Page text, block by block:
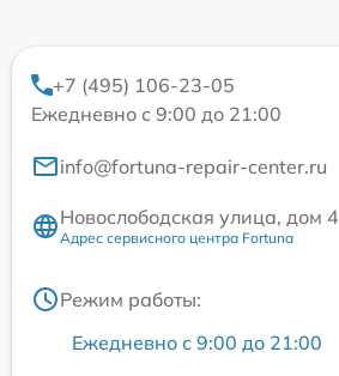
+7 (495) 106-23-05
Ежедневно с 9:00 до 21:00
info@fortuna-repair-center.ru
Новослободская улица, дом 4
Адрес сервисного центра Fortuna
Режим работы:
Ежедневно с 9:00 до 21:00